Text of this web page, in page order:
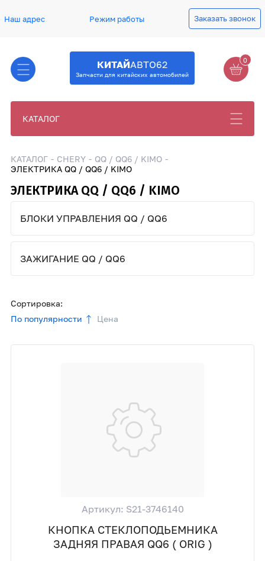
Наш адрес Режим работы Заказать звонок
КИТАЙАВТО62
Запчасти для китайских автомобилей
0
КАТАЛОГ
КАТАЛОГ CHERY
QQ / QQ6 / KIMO
ЭЛЕКТРИКА QQ / QQ6 / KIMO
ЭЛЕКТРИКА QQ / QQ6 / KIMO
БЛОКИ УПРАВЛЕНИЯ QQ / QQ6
ЗАЖИГАНИЕ QQ / QQ6
Сортировка:
По популярности
Цена
Артикул: S21-3746140
КНОПКА СТЕКЛОПОДЬЕМНИКА
ЗАДНЯЯ ПРАВАЯ QQ6 ( ORIG )